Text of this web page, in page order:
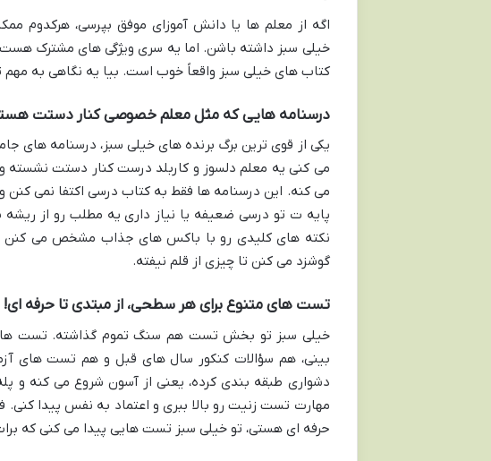
اگه از معلم ها یا دانش آموزای موفق بپرسی،
خیلی سبز داشته باشن. اما یه سری ویژگی های مشترک
کتاب های خیلی سبز واقعاً خوب است. بیا یه نگاهی به مهم
درسنامه هایی که مثل معلم خصوصی کنار دستت
یکی از قوی ترین برگ برنده های خیلی سبز، درسنامه های
می کنی یه معلم دلسوز و کاربلد درست کنار دستت نشسته و
می کنه. این درسنامه ها فقط به کتاب درسی اکتفا نمی
پایه ت تو درسی ضعیفه یا نیاز داری یه مطلب رو از
نکته های کلیدی رو با باکس های جذاب مشخص می کنن و
گوشزد می کنن تا چیزی از قلم نیفته.
تست های متنوع برای هر سطحی، از مبتدی تا حرفه ای!
خیلی سبز تو بخش تست هم سنگ تموم گذاشته. تست
بینی، هم سؤالات کنکور سال های قبل و هم تست های
دشواری طبقه بندی کرده، یعنی از آسون شروع می کنه
مهارت تست زنیت رو بالا ببری و اعتماد به نفس پیدا
حرفه ای هستی، تو خیلی سبز تست هایی پیدا می کنی که